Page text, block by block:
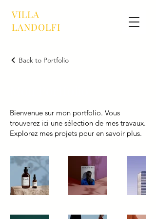
VILLA
LANDOLFI
Back to Portfolio
Bienvenue sur mon portfolio. Vous
trouverez ici une sélection de mes travaux.
Explorez mes projets pour en savoir plus.